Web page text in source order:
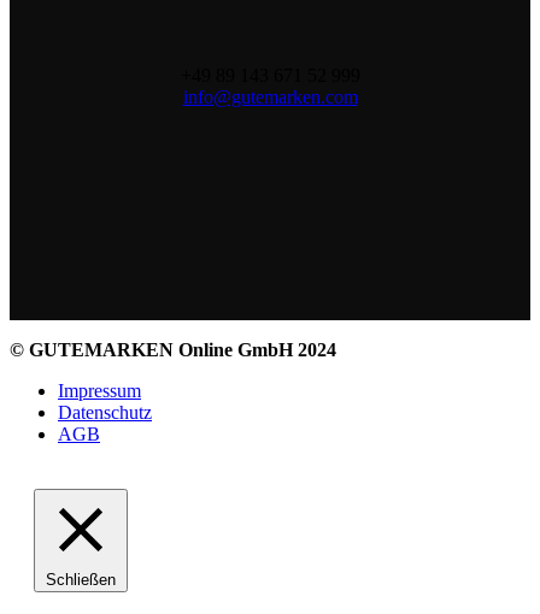
info@gutemarken.com
© GUTEMARKEN Online GmbH 2024
Impressum
Datenschutz
AGB
Schließen